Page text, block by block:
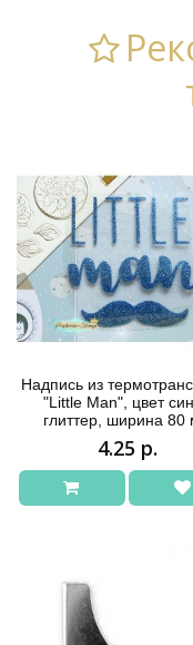
Надпись из
"Little Man", цвет
глиттер, ширина 80
4.25 р.